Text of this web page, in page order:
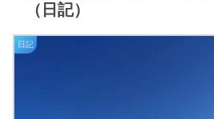
（日記）
日記